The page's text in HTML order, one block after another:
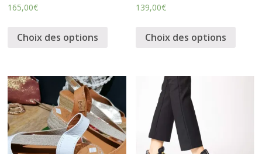
165,00€
Choix des options
139,00€
Choix des options